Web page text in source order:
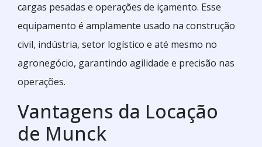
cargas pesadas e operações de içamento. Esse
equipamento é amplamente usado na construção
civil, indústria, setor logístico e até mesmo no
agronegócio, garantindo agilidade e precisão nas
operações.
Vantagens da Locação
de Munck